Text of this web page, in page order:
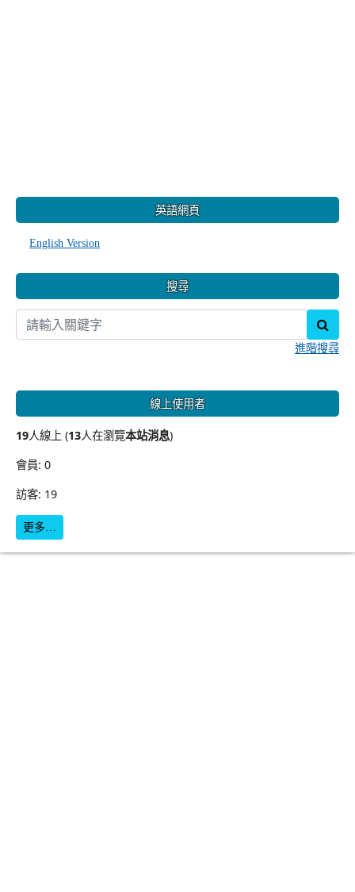
英語網頁
English Version
搜尋
進階搜尋
線上使用者
19人線上 (13人在瀏覽本站消息)
會員: 0
訪客: 19
更多…